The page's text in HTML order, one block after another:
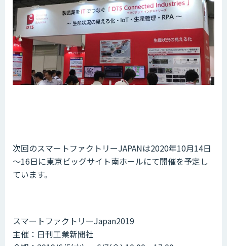
次回のスマートファクトリーJAPANは2020年10月14日
～16日に東京ビッグサイト南ホールにて開催を予定し
ています。
スマートファクトリーJapan2019
主催：日刊工業新聞社